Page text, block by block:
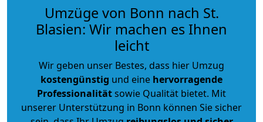
Umzüge von Bonn nach St.
Blasien: Wir machen es Ihnen
leicht
Wir geben unser Bestes, dass hier Umzug
kostengünstig und eine hervorragende
Professionalitätsowie Qualität bietet. Mit
unserer Unterstützung in Bonn können Sie sicher